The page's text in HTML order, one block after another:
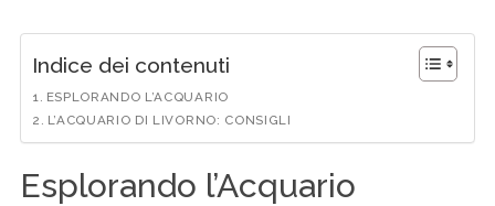
Indice dei contenuti
ESPLORANDO L’ACQUARIO
L’ACQUARIO DI LIVORNO: CONSIGLI
Esplorando l’Acquario